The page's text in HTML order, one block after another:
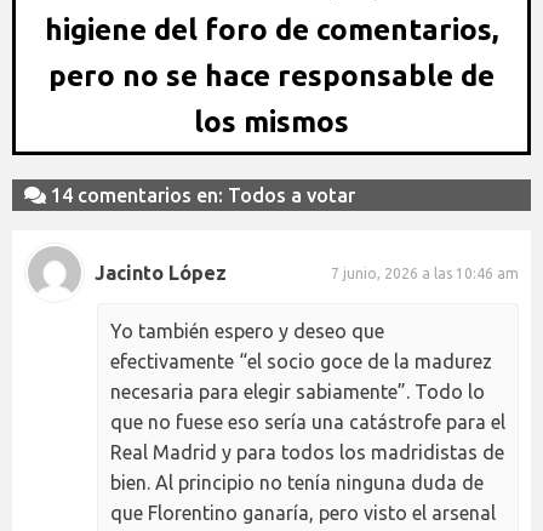
higiene del foro de comentarios,
pero no se hace responsable de
los mismos
14 comentarios en: Todos a votar
Jacinto López 7 junio, 2026 a las 10:46 am
Yo también espero y deseo que
efectivamente “el socio goce de la madurez
necesaria para elegir sabiamente”. Todo lo
que no fuese eso sería una catástrofe para el
Real Madrid y para todos los madridistas de
bien. Al principio no tenía ninguna duda de
que Florentino ganaría, pero visto el arsenal